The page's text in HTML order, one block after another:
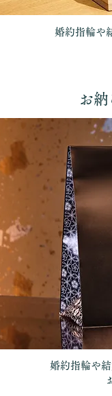
婚約指輪や
お
婚約指輪や